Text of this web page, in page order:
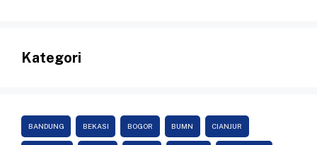
Kategori
BANDUNG BEKASI BOGOR BUMN CIANJUR